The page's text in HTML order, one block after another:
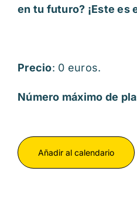
en tu futuro? ¡Este es
Precio: 0 euros.
Número máximo de
Añadir al calendario